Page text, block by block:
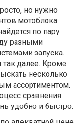
но нужно
мотоблока
по пару
разными
запуска,
далее. Кроме
несколько
ассортиментом,
сравнения
удобно и быстро.